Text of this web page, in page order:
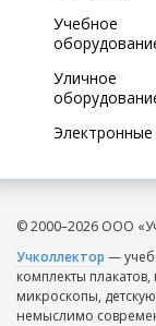
Учебное
Уличное
© 2000–2026 ООО
Учколлектор —
комплекты
микроскопы,
немыслимо